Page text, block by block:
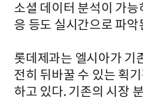
소셜 데이터 분석이 가
응 등도 실시간으로 파악
롯데제과는 엘시아가 기
전히 뒤바꿀 수 있는 획
하고 있다. 기존의 시장